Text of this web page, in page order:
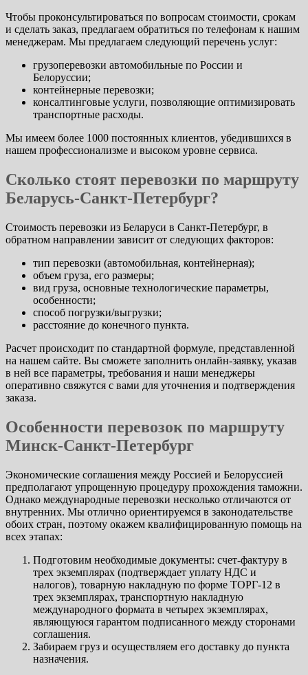
Чтобы проконсультироваться по вопросам стоимости, срокам
и сделать заказ, предлагаем обратиться по телефонам к нашим
менеджерам. Мы предлагаем следующий перечень услуг:
грузоперевозки автомобильные по России и
Белоруссии;
контейнерные перевозки;
консалтинговые услуги, позволяющие оптимизировать
транспортные расходы.
Мы имеем более 1000 постоянных клиентов, убедившихся в
нашем профессионализме и высоком уровне сервиса.
Сколько стоят перевозки по маршруту
Беларусь-Санкт-Петербург?
Стоимость перевозки из Беларуси в Санкт-Петербург, в
обратном направлении зависит от следующих факторов:
тип перевозки (автомобильная, контейнерная);
объем груза, его размеры;
вид груза, основные технологические параметры,
особенности;
способ погрузки/выгрузки;
расстояние до конечного пункта.
Расчет происходит по стандартной формуле, представленной
на нашем сайте. Вы сможете заполнить онлайн-заявку, указав
в ней все параметры, требования и наши менеджеры
оперативно свяжутся с вами для уточнения и подтверждения
заказа.
Особенности перевозок по маршруту
Минск-Санкт-Петербург
Экономические соглашения между Россией и Белоруссией
предполагают упрощенную процедуру прохождения таможни.
Однако международные перевозки несколько отличаются от
внутренних. Мы отлично ориентируемся в законодательстве
обоих стран, поэтому окажем квалифицированную помощь на
всех этапах:
Подготовим необходимые документы: счет-фактуру в
трех экземплярах (подтверждает уплату НДС и
налогов), товарную накладную по форме ТОРГ-12 в
трех экземплярах, транспортную накладную
международного формата в четырех экземплярах,
являющуюся гарантом подписанного между сторонами
соглашения.
Забираем груз и осуществляем его доставку до пункта
назначения.